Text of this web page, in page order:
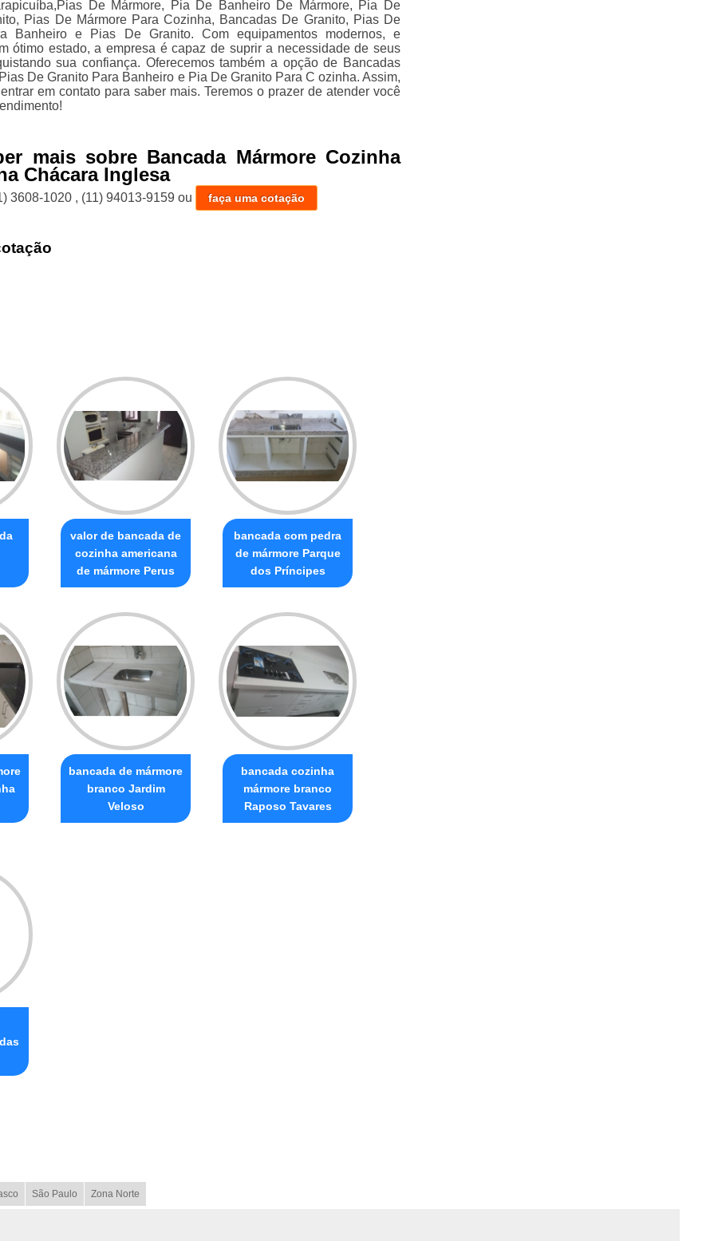
De Mármore, Pia De Banheiro De Mármore, Pia De
Pias De Mármore Para Cozinha, Bancadas De Granito, Pias De
Banheiro e Pias De Granito. Com equipamentos modernos, e
ótimo estado, a empresa é capaz de suprir a necessidade de seus
sua confiança. Oferecemos também a opção de Bancadas
De Granito Para Banheiro e Pia De Granito Para C ozinha. Assim,
em contato para saber mais. Teremos o prazer de atender você
mais sobre Bancada Mármore Cozinha
Chácara Inglesa
3608-1020 , (11) 94013-9159 ou faça uma cotação
valor de bancada de
cozinha americana
de mármore Perus
bancada com pedra
de mármore Parque
dos Príncipes
bancada de mármore
branco Jardim
Veloso
bancada cozinha
mármore branco
Raposo Tavares
São Paulo Zona Norte